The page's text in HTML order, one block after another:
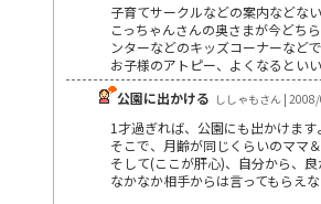
子育てサークルなどの案内などな
こっちゃんさんの奥さまが今どち
ンターなどのキッズコーナーなど
お子様のアトピー、よくなるとい
公園に出かける ししゃもさん |
1才過ぎれば、公園にも出かけます
そこで、月齢が同じくらいのママ
そして(ここが肝心)、自分から、
なかなか相手からは言ってもらえ